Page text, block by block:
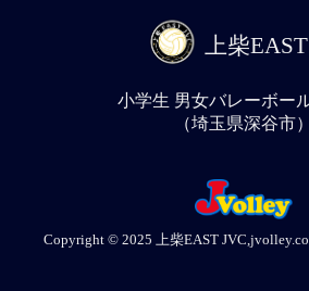
上柴
小学生 男女バレーボー
（埼玉県深谷市）
Copyright © 2025 上柴EAST